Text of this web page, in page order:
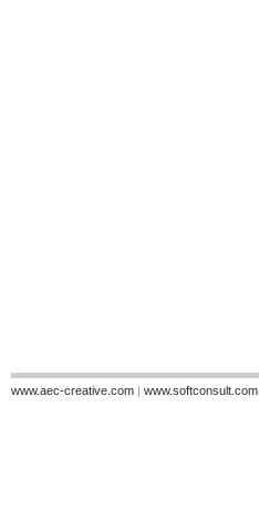
www.aec-creative.com | www.softconsult.com